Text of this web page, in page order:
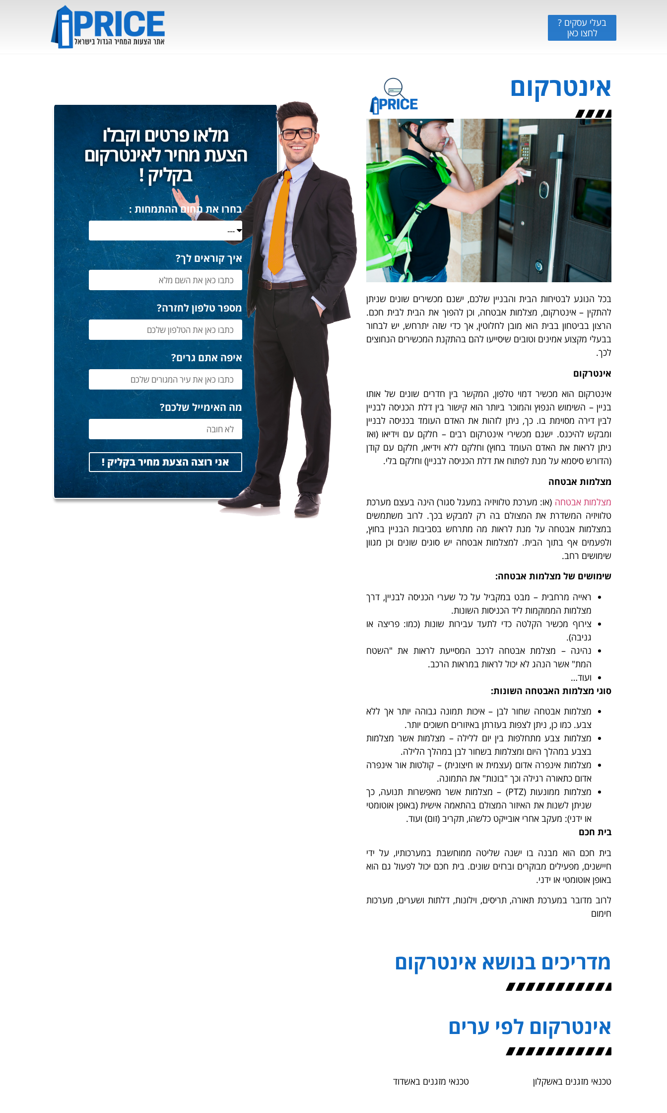
בעלי עסקים ?
לחצו כאן
אינטרקום
בכל הנוגע לבטיחות הבית והבניין שלכם, ישנם מכשירים שונים שניתן
להתקין – אינטרקום, מצלמות אבטחה, וכן להפוך את הבית לבית חכם.
הרצון בביטחון בבית הוא מובן לחלוטין, אך כדי שזה יתרחש, יש לבחור
בבעלי מקצוע אמינים וטובים שיסייעו להם בהתקנת המכשירים הנחוצים
לכך.
אינטרקום
אינטרקום הוא מכשיר דמוי טלפון, המקשר בין חדרים שונים של אותו
בניין – השימוש הנפוץ והמוכר ביותר הוא קישור בין דלת הכניסה לבניין
לבין דירה מסוימת בו. כך, ניתן לזהות את האדם העומד בכניסה לבניין
ומבקש להיכנס. ישנם מכשירי אינטרקום רבים – חלקם עם וידיאו (ואז
ניתן לראות את האדם העומד בחוץ) וחלקם ללא וידיאו, חלקם עם קודן
(הדורש סיסמא על מנת לפתוח את דלת הכניסה לבניין) וחלקם בלי.
מצלמות אבטחה
מצלמות אבטחה (או: מערכת טלוויזיה במעגל סגור) הינה בעצם מערכת
טלוויזיה המשדרת את המצולם בה רק למבקש בכך. לרוב משתמשים
במצלמות אבטחה על מנת לראות מה מתרחש בסביבות הבניין בחוץ,
ולפעמים אף בתוך הבית. למצלמות אבטחה יש סוגים שונים וכן מגוון
שימושים רחב.
שימושים של מצלמות אבטחה:
ראייה מרחבית – מבט במקביל על כל שערי הכניסה לבניין, דרך
מצלמות הממוקמות ליד הכניסות השונות.
צירוף מכשיר הקלטה כדי לתעד עבירות שונות (כמו: פריצה או
גניבה).
נהיגה – מצלמת אבטחה לרכב המסייעת לראות את "השטח
המת" אשר הנהג לא יכול לראות במראות הרכב.
ועוד…
סוגי מצלמות האבטחה השונות:
מצלמות אבטחה שחור לבן – איכות תמונה גבוהה יותר אך ללא
צבע. כמו כן, ניתן לצפות בעזרתן באיזורים חשוכים יותר.
מצלמות צבע מתחלפות בין יום ללילה – מצלמות אשר מצלמות
בצבע במהלך היום ומצלמות בשחור לבן במהלך הלילה.
מצלמות אינפרה אדום (עצמית או חיצונית) – קולטות אור אינפרה
אדום כתאורה רגילה וכך "בונות" את התמונה.
מצלמות ממונעות (PTZ) – מצלמות אשר מאפשרות תנועה, כך
שניתן לשנות את האיזור המצולם בהתאמה אישית (באופן אוטומטי
או ידני): מעקב אחרי אובייקט כלשהו, תקריב (זום) ועוד.
בית חכם
בית חכם הוא מבנה בו ישנה שליטה ממוחשבת במערכותיו, על ידי
חיישנים, מפעילים מבוקרים וברזים שונים. בית חכם יכול לפעול גם הוא
באופן אוטומטי או ידני.
לרוב מדובר במערכת תאורה, תריסים, וילונות, דלתות ושערים, מערכות
חימום
מלאו פרטים וקבלו
הצעת מחיר לאינטרקום
בקליק !
בחרו את תחום ההתמחות :
איך קוראים לך?
מספר טלפון לחזרה?
איפה אתם גרים?
מה האימייל שלכם?
אני רוצה הצעת מחיר בקליק !
מדריכים בנושא אינטרקום
אינטרקום לפי ערים
טכנאי מזגנים באשקלון טכנאי מזגנים באשדוד